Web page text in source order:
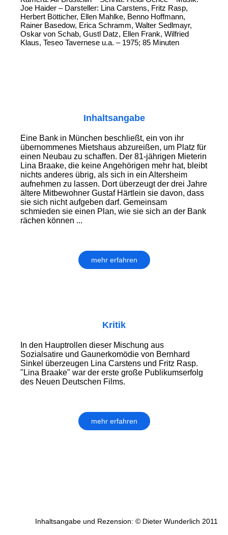
Joe Haider – Darsteller: Lina Carstens, Fritz Rasp,
Herbert Bötticher, Ellen Mahlke, Benno Hoffmann,
Rainer Basedow, Erica Schramm, Walter Sedlmayr,
Oskar von Schab, Gustl Datz, Ellen Frank, Wilfried
Klaus, Teseo Tavernese u.a. – 1975; 85 Minuten
Inhaltsangabe
Eine Bank in München beschließt, ein von ihr
übernommenes Mietshaus abzureißen, um Platz für
einen Neubau zu schaffen. Der 81-jährigen Mieterin
Lina Braake, die keine Angehörigen mehr hat, bleibt
nichts anderes übrig, als sich in ein Altersheim
aufnehmen zu lassen. Dort überzeugt der drei Jahre
ältere Mitbewohner Gustaf Härtlein sie davon, dass
sie sich nicht aufgeben darf. Gemeinsam
schmieden sie einen Plan, wie sie sich an der Bank
rächen können ...
mehr erfahren
Kritik
In den Hauptrollen dieser Mischung aus
Sozialsatire und Gaunerkomödie von Bernhard
Sinkel überzeugen Lina Carstens und Fritz Rasp.
"Lina Braake" war der erste große Publikumserfolg
des Neuen Deutschen Films.
mehr erfahren
Inhaltsangabe und Rezension: © Dieter Wunderlich 2011